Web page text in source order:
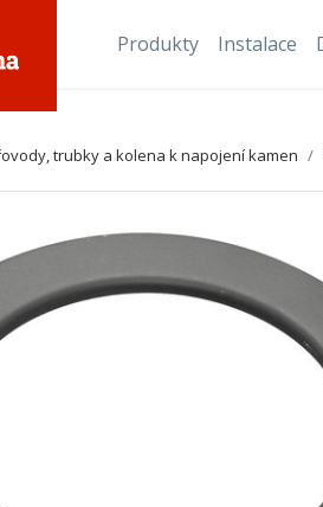
Produkty Instalace
trubky a kolena k napojení kamen